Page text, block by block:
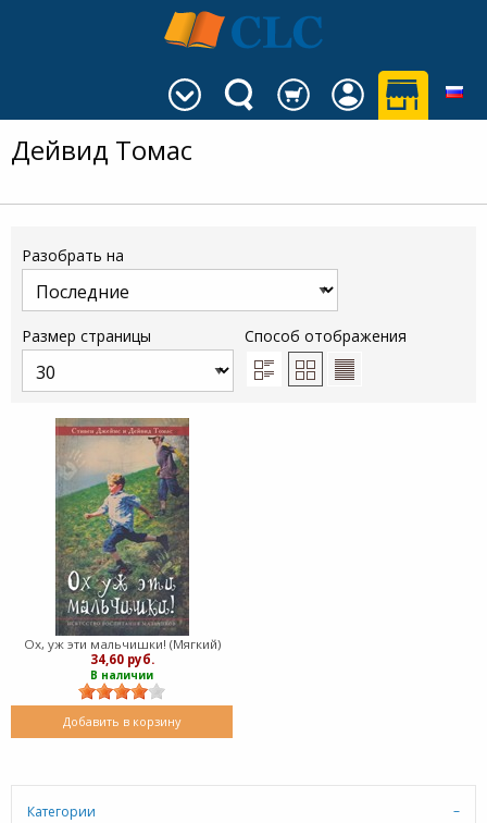
Дейвид Томас
Разобрать на
Размер страницы Способ отображения
Ох, уж эти мальчишки! (Мягкий)
34,60 руб.
В наличии
Добавить в корзину
Категории